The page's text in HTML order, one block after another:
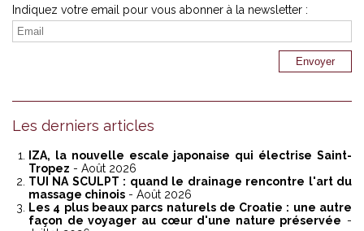
Indiquez votre email pour vous abonner à la newsletter :
Les derniers articles
IZA, la nouvelle escale japonaise qui électrise Saint-
Tropez - Août 2026
TUI NA SCULPT : quand le drainage rencontre l'art du
massage chinois - Août 2026
Les 4 plus beaux parcs naturels de Croatie : une autre
façon de voyager au cœur d'une nature préservée -